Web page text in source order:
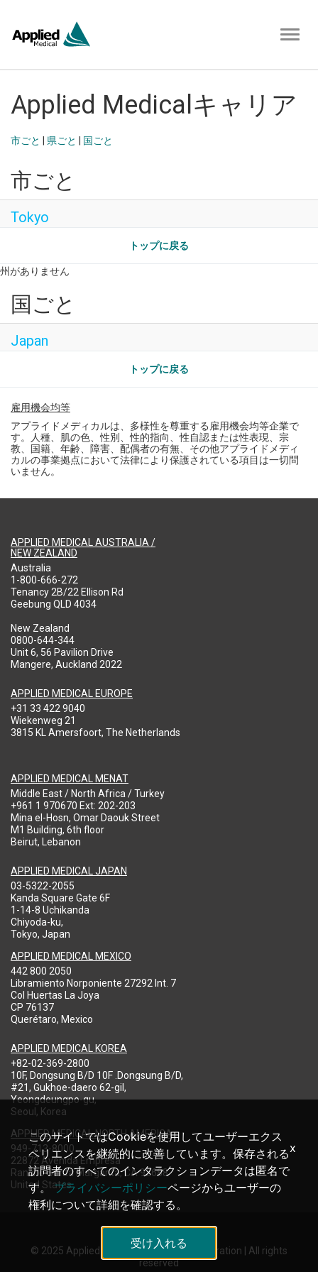
Applied Medicalキャリア
市ごと 県ごと 国ごと
市ごと
Tokyo
トップに戻る
州がありません
国ごと
Japan
トップに戻る
雇用機会均等
アプライドメディカルは、多様性を尊重する雇用機会均等企業で
す。人種、肌の色、性別、性的指向、性自認または性表現、宗
教、国籍、年齢、障害、配偶者の有無、その他アプライドメディ
カルの事業拠点において法律により保護されている項目は一切問
いません。
APPLIED MEDICAL AUSTRALIA /
NEW ZEALAND
Australia
1-800-666-272
Tenancy 2B/22 Ellison Rd
Geebung QLD 4034
New Zealand
0800-644-344
Unit 6, 56 Pavilion Drive
Mangere, Auckland 2022
APPLIED MEDICAL EUROPE
+31 33 422 9040
Wiekenweg 21
3815 KL Amersfoort, The Netherlands
APPLIED MEDICAL MENAT
Middle East / North Africa / Turkey
+961 1 970670 Ext: 202-203
Mina el-Hosn, Omar Daouk Street
M1 Building, 6th floor
Beirut, Lebanon
APPLIED MEDICAL JAPAN
03-5322-2055
Kanda Square Gate 6F
1-14-8 Uchikanda
Chiyoda-ku,
Tokyo, Japan
APPLIED MEDICAL MEXICO
442 800 2050
Libramiento Norponiente 27292 Int. 7
Col Huertas La Joya
CP 76137
Querétaro, Mexico
APPLIED MEDICAL KOREA
+82-02-369-2800
10F, Dongsung B/D 10F .Dongsung B/D,
#21, Gukhoe-daero 62-gil,
Yeongdeungpo-gu,
Seoul, Korea
APPLIED MEDICAL NORTH AMERICA
949-713-8000
22872 Avenida Empresa
Rancho Santa Margarita, CA 92688
United States
© 2025 Applied Medical Resources Corporation | All rights
reserved
このサイトではCookieを使用してユーザーエクス
ペリエンスを継続的に改善しています。保存される
訪問者のすべてのインタラクションデータは匿名で
す。プライバシーポリシーページからユーザーの
権利について詳細を確認する。
受け入れる
x